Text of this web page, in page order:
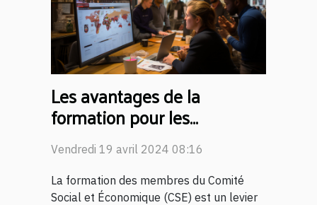
Les avantages de la
formation pour les
membres du CSE :
compétences accrues et
meilleure représentation
Vendredi 19 avril 2024 08:16
La formation des membres du Comité
Social et Économique (CSE) est un levier